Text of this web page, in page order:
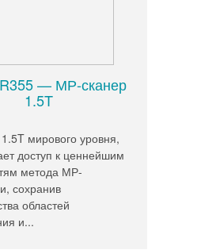
— МР-сканер
1.5T
мирового уровня,
доступ к ценнейшим
метода МР-
сохранив
областей
и...